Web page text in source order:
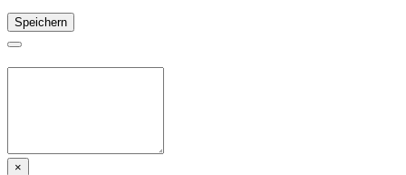
Speichern
×